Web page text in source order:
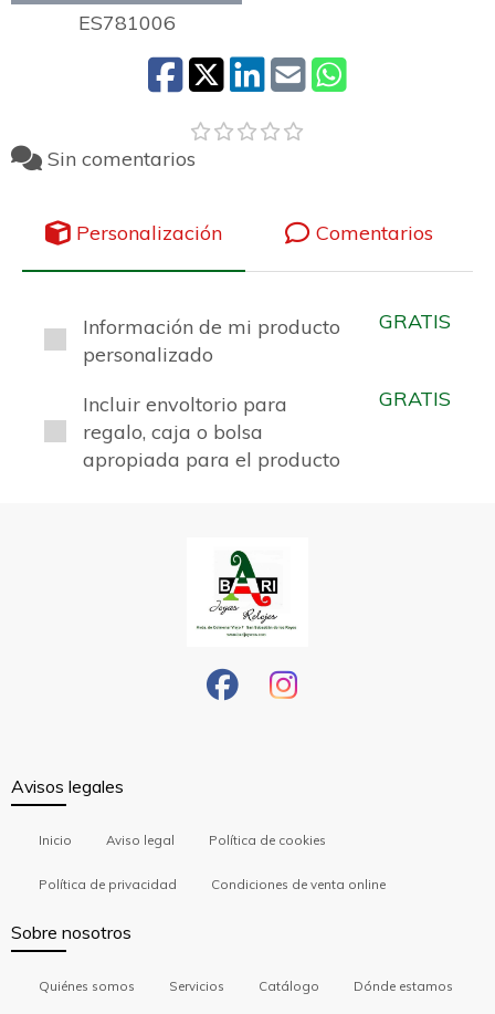
ES781006
Sin comentarios
Personalización Comentarios
Información de mi producto
personalizado
GRATIS
Incluir envoltorio para
regalo, caja o bolsa
apropiada para el producto
GRATIS
Avisos legales
Inicio Aviso legal Política de cookies
Política de privacidad Condiciones de venta online
Sobre nosotros
Quiénes somos Servicios Catálogo Dónde estamos